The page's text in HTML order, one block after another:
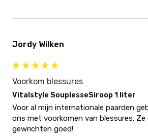
Jordy Wilken
Voorkom blessures
Vitalstyle SouplesseSiroop 1 liter
Voor al mijn internationale paarden
ons met voorkomen van blessures.
gewrichten goed!